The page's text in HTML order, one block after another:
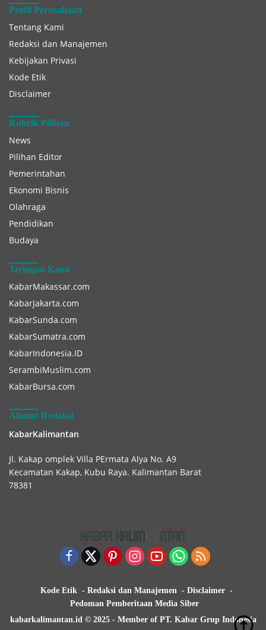
Profil Perusahaan
Tentang Kami
Redaksi dan Manajemen
Kebijakan Privasi
Kode Etik
Disclaimer
Rubrik Pilihan
News
Pilihan Editor
Pemerintahan
Ekonomi Bisnis
Olahraga
Pendidikan
Budaya
Jaringan Kami
KabarMakassar.com
KabarJakarta.com
KabarSunda.com
KabarSumatra.com
KabarIndonesia.ID
SerambiMuslim.com
KabarBursa.com
Alamat Redaksi
KabarKalimantan
Jl. Kakap omplek Villa PErmata Alya No. A9
Kecamatan Kakap, Kubu Raya. Kalimantan Barat
78381
Kode Etik Redaksi dan Manajemen
Disclaimer
Pedoman Pemberitaan Media Siber
kabarkalimantan.id © 2025 - Member of PT. Kabar Grup Indonesia